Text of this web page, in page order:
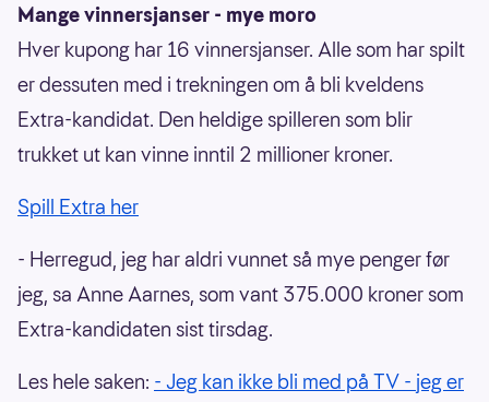
Mange vinnersjanser - mye moro
Hver kupong har 16 vinnersjanser. Alle som har spilt
er dessuten med i trekningen om å bli kveldens
Extra-kandidat. Den heldige spilleren som blir
trukket ut kan vinne inntil 2 millioner kroner.
Spill Extra her
- Herregud, jeg har aldri vunnet så mye penger før
jeg, sa Anne Aarnes, som vant 375.000 kroner som
Extra-kandidaten sist tirsdag.
Les hele saken: - Jeg kan ikke bli med på TV - jeg er